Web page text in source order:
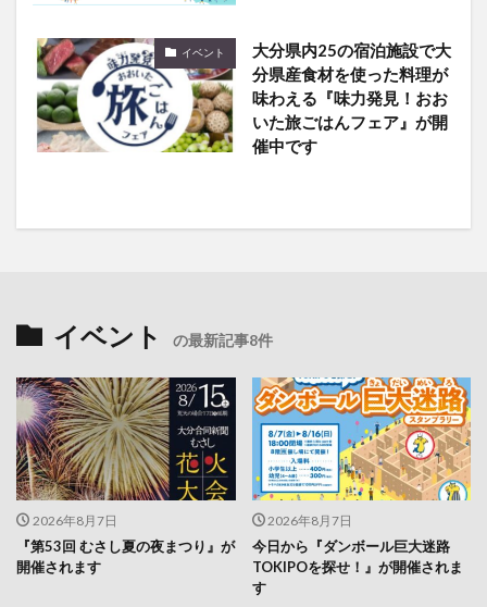
イベント
大分県内25の宿泊施設で大
分県産食材を使った料理が
味わえる『味力発見！おお
いた旅ごはんフェア』が開
催中です
イベント の最新記事8件
2026年8月7日
『第53回 むさし夏の夜まつり』が
開催されます
2026年8月7日
今日から『ダンボール巨大迷路
TOKIPOを探せ！』が開催されま
す